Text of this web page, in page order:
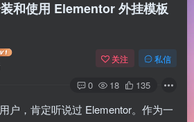
和使用 Elementor 外挂模板
关注 私信
0 18 135
用户，肯定听说过 Elementor。作为一